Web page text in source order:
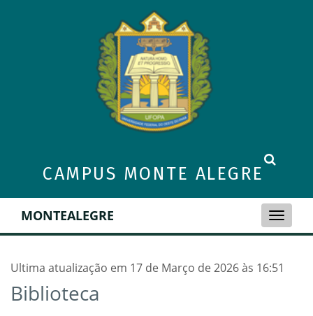
CAMPUS MONTE ALEGRE
Toggle
MONTEALEGRE
Ultima atualização em 17 de Março de 2026 às 16:51
Biblioteca